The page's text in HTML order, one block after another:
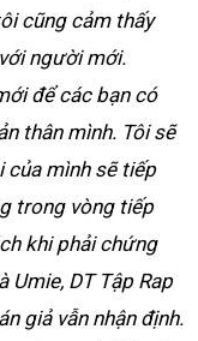
cũng cảm thấy
người mới.
để các bạn có
thân mình. Tôi sẽ
của mình sẽ tiếp
trong vòng tiếp
khi phải chứng
Umie, DT Tập Rap
giả vẫn nhận định.